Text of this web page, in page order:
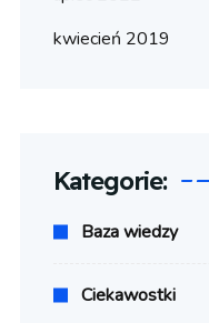
kwiecień 2019
Kategorie:
Baza wiedzy
Ciekawostki